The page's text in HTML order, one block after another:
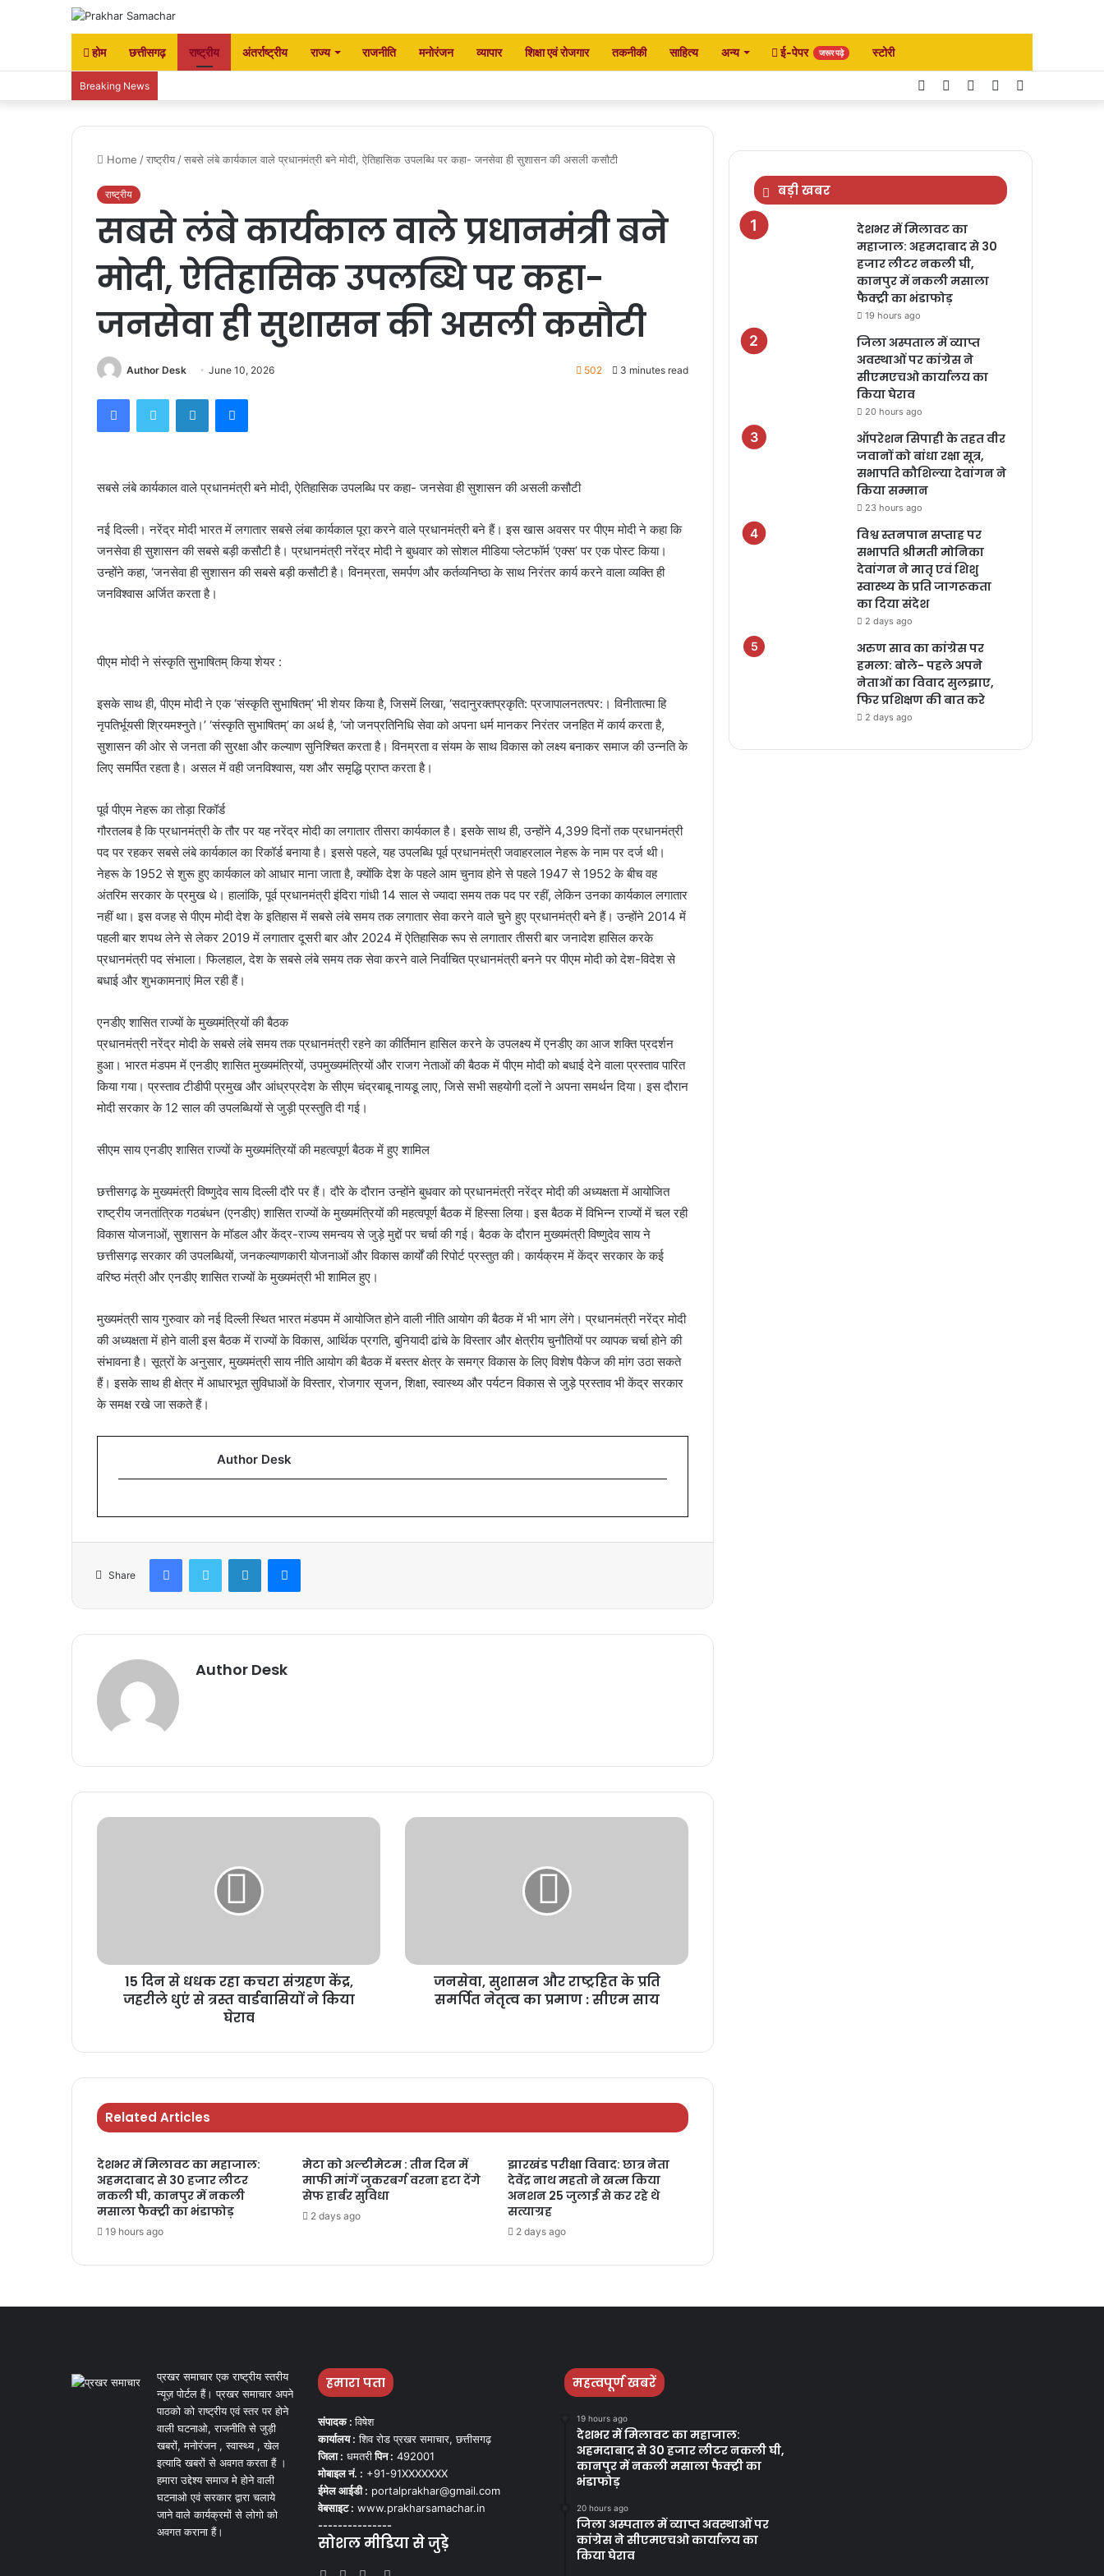
होम छत्तीसगढ़ राष्ट्रीय अंतर्राष्ट्रीय राज्य राजनीति मनोरंजन व्यापार शिक्षा एवं रोजगार तकनीकी साहित्य अन्य ई-पेपर जरूर पढ़े स्टोरी
Breaking News Instagram
YouTube
Twitter
Facebook
Home /राष्ट्रीय /सबसे लंबे कार्यकाल वाले प्रधानमंत्री बने मोदी, ऐतिहासिक उपलब्धि पर कहा- जनसेवा ही सुशासन की असली कसौटी
राष्ट्रीय
सबसे लंबे कार्यकाल वाले प्रधानमंत्री बने
मोदी, ऐतिहासिक उपलब्धि पर कहा-
जनसेवा ही सुशासन की असली कसौटी
Author Desk June 10, 2026 502 3 minutes read
सबसे लंबे कार्यकाल वाले प्रधानमंत्री बने मोदी, ऐतिहासिक उपलब्धि पर कहा- जनसेवा ही सुशासन की असली कसौटी
नई दिल्ली। नरेंद्र मोदी भारत में लगातार सबसे लंबा कार्यकाल पूरा करने वाले प्रधानमंत्री बने हैं। इस खास अवसर पर पीएम मोदी ने कहा कि
जनसेवा ही सुशासन की सबसे बड़ी कसौटी है। प्रधानमंत्री नरेंद्र मोदी ने बुधवार को सोशल मीडिया प्लेटफॉर्म ‘एक्स’ पर एक पोस्ट किया।
उन्होंने कहा, ‘जनसेवा ही सुशासन की सबसे बड़ी कसौटी है। विनम्रता, समर्पण और कर्तव्यनिष्ठा के साथ निरंतर कार्य करने वाला व्यक्ति ही
जनविश्वास अर्जित करता है।
पीएम मोदी ने संस्कृति सुभाषितम् किया शेयर :
इसके साथ ही, पीएम मोदी ने एक ‘संस्कृति सुभाषितम्’ भी शेयर किया है, जिसमें लिखा, ‘सदानुरक्तप्रकृति: प्रजापालनतत्पर:। विनीतात्मा हि
नृपतिर्भूयसी श्रियमश्नुते।’ ‘संस्कृति सुभाषितम्’ का अर्थ है, ‘जो जनप्रतिनिधि सेवा को अपना धर्म मानकर निरंतर जनहित में कार्य करता है,
सुशासन की ओर से जनता की सुरक्षा और कल्याण सुनिश्चित करता है। विनम्रता व संयम के साथ विकास को लक्ष्य बनाकर समाज की उन्नति के
लिए समर्पित रहता है। असल में वही जनविश्वास, यश और समृद्धि प्राप्त करता है।
पूर्व पीएम नेहरू का तोड़ा रिकॉर्ड
गौरतलब है कि प्रधानमंत्री के तौर पर यह नरेंद्र मोदी का लगातार तीसरा कार्यकाल है। इसके साथ ही, उन्होंने 4,399 दिनों तक प्रधानमंत्री
पद पर रहकर सबसे लंबे कार्यकाल का रिकॉर्ड बनाया है। इससे पहले, यह उपलब्धि पूर्व प्रधानमंत्री जवाहरलाल नेहरू के नाम पर दर्ज थी।
नेहरू के 1952 से शुरू हुए कार्यकाल को आधार माना जाता है, क्योंकि देश के पहले आम चुनाव होने से पहले 1947 से 1952 के बीच वह
अंतरिम सरकार के प्रमुख थे। हालांकि, पूर्व प्रधानमंत्री इंदिरा गांधी 14 साल से ज्यादा समय तक पद पर रहीं, लेकिन उनका कार्यकाल लगातार
नहीं था। इस वजह से पीएम मोदी देश के इतिहास में सबसे लंबे समय तक लगातार सेवा करने वाले चुने हुए प्रधानमंत्री बने हैं। उन्होंने 2014 में
पहली बार शपथ लेने से लेकर 2019 में लगातार दूसरी बार और 2024 में ऐतिहासिक रूप से लगातार तीसरी बार जनादेश हासिल करके
प्रधानमंत्री पद संभाला। फिलहाल, देश के सबसे लंबे समय तक सेवा करने वाले निर्वाचित प्रधानमंत्री बनने पर पीएम मोदी को देश-विदेश से
बधाई और शुभकामनाएं मिल रही हैं।
एनडीए शासित राज्यों के मुख्यमंत्रियों की बैठक
प्रधानमंत्री नरेंद्र मोदी के सबसे लंबे समय तक प्रधानमंत्री रहने का कीर्तिमान हासिल करने के उपलक्ष्य में एनडीए का आज शक्ति प्रदर्शन
हुआ। भारत मंडपम में एनडीए शासित मुख्यमंत्रियों, उपमुख्यमंत्रियों और राजग नेताओं की बैठक में पीएम मोदी को बधाई देने वाला प्रस्ताव पारित
किया गया। प्रस्ताव टीडीपी प्रमुख और आंध्रप्रदेश के सीएम चंद्रबाबू नायडू लाए, जिसे सभी सहयोगी दलों ने अपना समर्थन दिया। इस दौरान
मोदी सरकार के 12 साल की उपलब्धियों से जुड़ी प्रस्तुति दी गई।
सीएम साय एनडीए शासित राज्यों के मुख्यमंत्रियों की महत्वपूर्ण बैठक में हुए शामिल
छत्तीसगढ़ के मुख्यमंत्री विष्णुदेव साय दिल्ली दौरे पर हैं। दौरे के दौरान उन्होंने बुधवार को प्रधानमंत्री नरेंद्र मोदी की अध्यक्षता में आयोजित
राष्ट्रीय जनतांत्रिक गठबंधन (एनडीए) शासित राज्यों के मुख्यमंत्रियों की महत्वपूर्ण बैठक में हिस्सा लिया। इस बैठक में विभिन्न राज्यों में चल रही
विकास योजनाओं, सुशासन के मॉडल और केंद्र-राज्य समन्वय से जुड़े मुद्दों पर चर्चा की गई। बैठक के दौरान मुख्यमंत्री विष्णुदेव साय ने
छत्तीसगढ़ सरकार की उपलब्धियों, जनकल्याणकारी योजनाओं और विकास कार्यों की रिपोर्ट प्रस्तुत की। कार्यक्रम में केंद्र सरकार के कई
वरिष्ठ मंत्री और एनडीए शासित राज्यों के मुख्यमंत्री भी शामिल हुए।
मुख्यमंत्री साय गुरुवार को नई दिल्ली स्थित भारत मंडपम में आयोजित होने वाली नीति आयोग की बैठक में भी भाग लेंगे। प्रधानमंत्री नरेंद्र मोदी
की अध्यक्षता में होने वाली इस बैठक में राज्यों के विकास, आर्थिक प्रगति, बुनियादी ढांचे के विस्तार और क्षेत्रीय चुनौतियों पर व्यापक चर्चा होने की
संभावना है। सूत्रों के अनुसार, मुख्यमंत्री साय नीति आयोग की बैठक में बस्तर क्षेत्र के समग्र विकास के लिए विशेष पैकेज की मांग उठा सकते
हैं। इसके साथ ही क्षेत्र में आधारभूत सुविधाओं के विस्तार, रोजगार सृजन, शिक्षा, स्वास्थ्य और पर्यटन विकास से जुड़े प्रस्ताव भी केंद्र सरकार
के समक्ष रखे जा सकते हैं।
Author Desk
Share
Author Desk
15 दिन से धधक रहा कचरा संग्रहण केंद्र,
जहरीले धुएं से त्रस्त वार्डवासियों ने किया
घेराव
जनसेवा, सुशासन और राष्ट्रहित के प्रति
समर्पित नेतृत्व का प्रमाण : सीएम साय
Related Articles
देशभर में मिलावट का महाजाल:
अहमदाबाद से 30 हजार लीटर
नकली घी, कानपुर में नकली
मसाला फैक्ट्री का भंडाफोड़
19 hours ago
मेटा को अल्टीमेटम : तीन दिन में
माफी मांगें जुकरबर्ग वरना हटा देंगे
सेफ हार्बर सुविधा
2 days ago
झारखंड परीक्षा विवाद: छात्र नेता
देवेंद्र नाथ महतो ने खत्म किया
अनशन 25 जुलाई से कर रहे थे
सत्याग्रह
2 days ago
बड़ी खबर
देशभर में मिलावट का
महाजाल: अहमदाबाद से 30
हजार लीटर नकली घी,
कानपुर में नकली मसाला
फैक्ट्री का भंडाफोड़
19 hours ago
जिला अस्पताल में व्याप्त
अवस्थाओं पर कांग्रेस ने
सीएमएचओ कार्यालय का
किया घेराव
20 hours ago
ऑपरेशन सिपाही के तहत वीर
जवानों को बांधा रक्षा सूत्र,
सभापति कौशिल्या देवांगन ने
किया सम्मान
23 hours ago
विश्व स्तनपान सप्ताह पर
सभापति श्रीमती मोनिका
देवांगन ने मातृ एवं शिशु
स्वास्थ्य के प्रति जागरूकता
का दिया संदेश
2 days ago
अरुण साव का कांग्रेस पर
हमला: बोले- पहले अपने
नेताओं का विवाद सुलझाए,
फिर प्रशिक्षण की बात करे
2 days ago
प्रखर समाचार एक राष्ट्रीय स्तरीय
न्यूज़ पोर्टल हैं। प्रखर समाचार अपने
पाठको को राष्ट्रीय एवं स्तर पर होने
वाली घटनाओ, राजनीति से जुड़ी
खबरों, मनोरंजन , स्वास्थ्य , खेल
इत्यादि खबरों से अवगत करता हैं ।
हमारा उद्देश्य समाज मे होने वाली
घटनाओ एवं सरकार द्वारा चलाये
जाने वाले कार्यक्रमों से लोगो को
अवगत कराना हैं।
हमारा पता
संपादक :विषेश
कार्यालय : शिव रोड प्रखर समाचार, छत्तीसगढ़
जिला : धमतरीपिन : 492001
मोबाइल नं. : +91-91XXXXXXX
ईमेल आईडी : portalprakhar@gmail.com
वेबसाइट : www.prakharsamachar.in
---------------
सोशल मीडिया से जुड़े
महत्वपूर्ण खबरें
19 hours ago
देशभर में मिलावट का महाजाल:
अहमदाबाद से 30 हजार लीटर नकली घी,
कानपुर में नकली मसाला फैक्ट्री का
भंडाफोड़
20 hours ago
जिला अस्पताल में व्याप्त अवस्थाओं पर
कांग्रेस ने सीएमएचओ कार्यालय का
किया घेराव